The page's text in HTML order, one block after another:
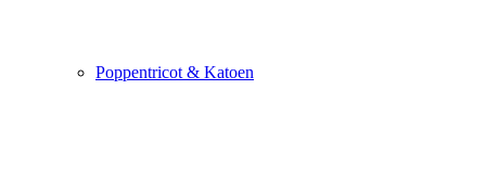
Poppentricot & Katoen